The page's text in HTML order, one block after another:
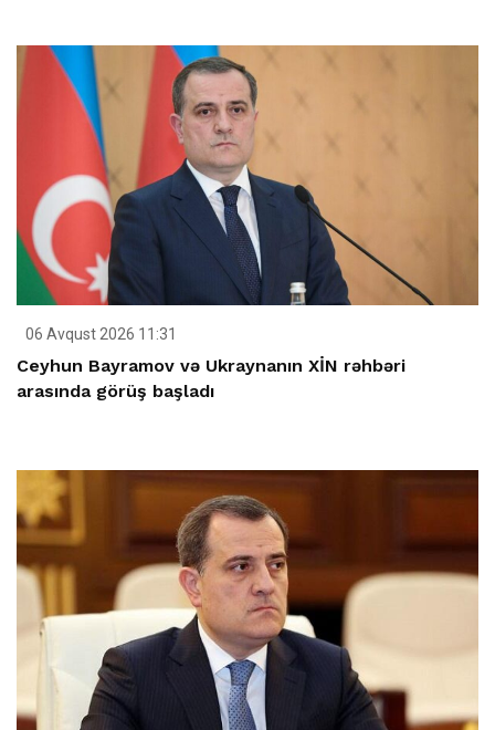
06 Avqust 2026 11:31
Ceyhun Bayramov və Ukraynanın XİN rəhbəri
arasında görüş başladı